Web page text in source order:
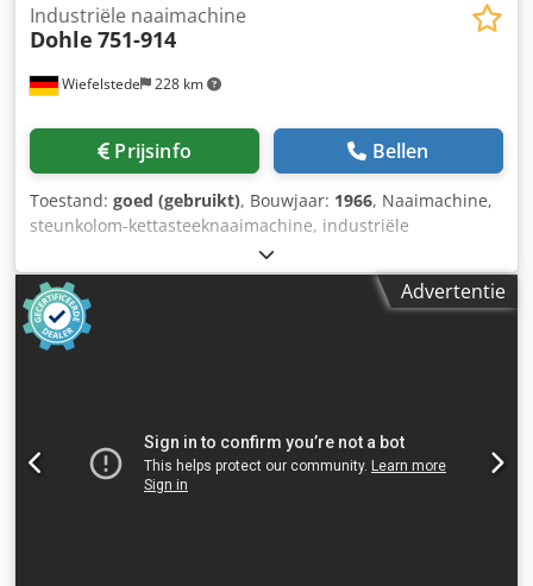
Wiefelstede 228 km
Industriële naaimachine
Dohle 751-914
Prijsinfo Bellen
Toestand: goed (gebruikt), Bouwjaar: 1966, Naai­machine,
steunkolom-kettasteeknaaimachine, industriële
naaimachine, industriële naaimachine op steunkolom,
overlock-naaimachine op verrijdbare standaard,
materiaaltransport via schuifwiel Cedpfxsvcxrlj Ap Hsrf -
Fabrikant: Dohle, industriële naaimachine type 751-914,
steunkolom-kettasteeknaaimachine -Aandrijving: Loher
Advertentie